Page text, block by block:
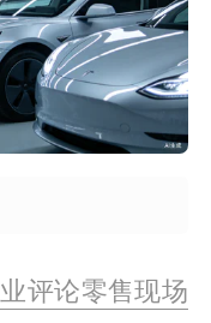
评论零售现场